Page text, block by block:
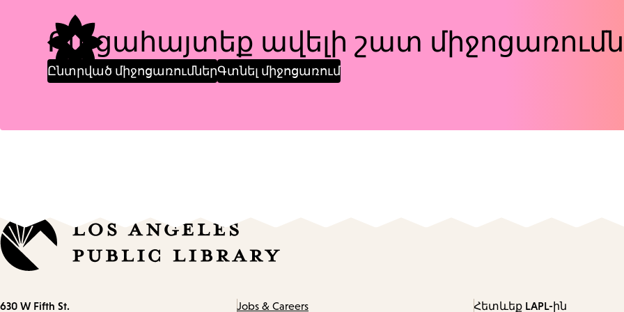
Բացահայտեք ավելի շատ
Ընտրված միջոցառումներԳտնել միջոցառում
Contact
630 W Fifth St. Jobs & Careers Հետևեք LAPL-ին